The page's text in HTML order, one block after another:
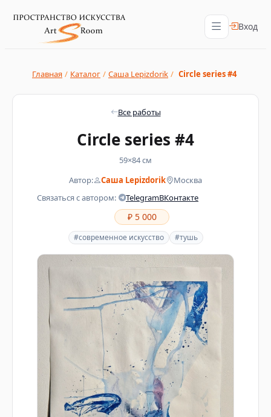
Вход
Главная / Каталог / Саша Lepizdorik / Circle series #4
Все работы
Circle series #4
59×84 см
#современное искусство #тушь
Автор: Саша Lepizdorik
Москва
Связаться с автором:
TelegramВКонтакте
₽ 5 000